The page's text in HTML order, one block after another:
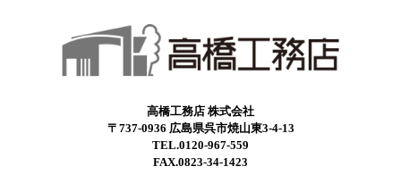
高橋工務店 株式会社
〒737-0936 広島県呉市焼山東3-4-13
TEL.0120-967-559
FAX.0823-34-1423